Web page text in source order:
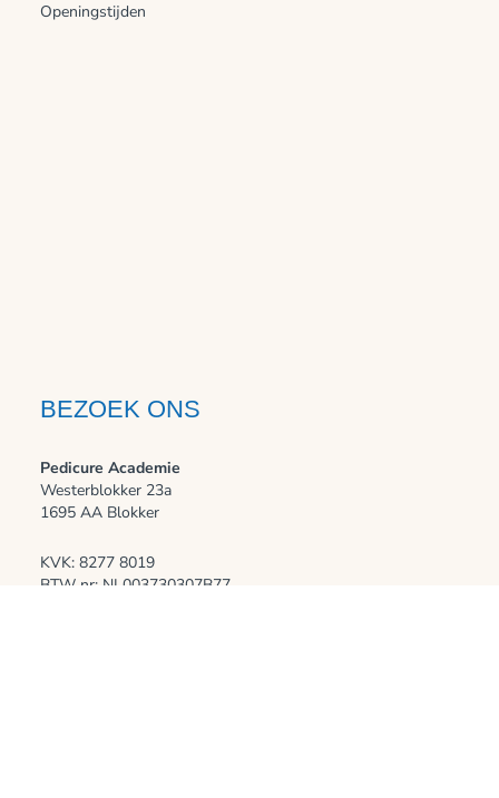
Openingstijden
BEZOEK ONS
Pedicure Academie
Westerblokker 23a
1695 AA Blokker
KVK: 8277 8019
BTW nr: NL003730307B77